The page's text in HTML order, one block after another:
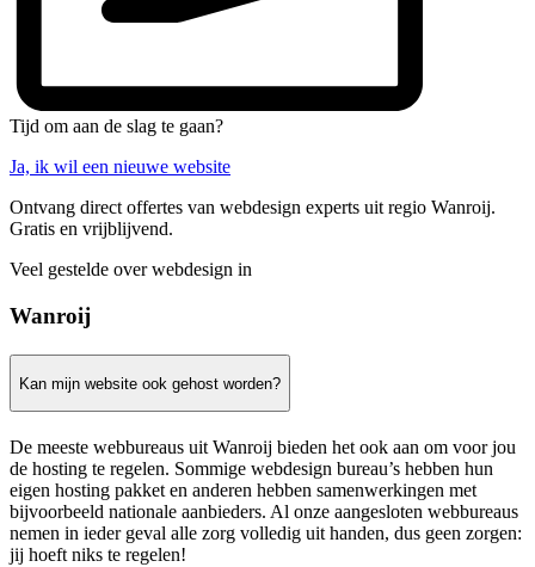
Tijd om aan de slag te gaan?
Ja, ik wil een nieuwe website
Ontvang direct offertes van webdesign experts uit regio Wanroij.
Gratis en vrijblijvend.
Veel gestelde over webdesign in
Wanroij
Kan mijn website ook gehost worden?
De meeste webbureaus uit Wanroij bieden het ook aan om voor jou
de hosting te regelen. Sommige webdesign bureau’s hebben hun
eigen hosting pakket en anderen hebben samenwerkingen met
bijvoorbeeld nationale aanbieders. Al onze aangesloten webbureaus
nemen in ieder geval alle zorg volledig uit handen, dus geen zorgen:
jij hoeft niks te regelen!